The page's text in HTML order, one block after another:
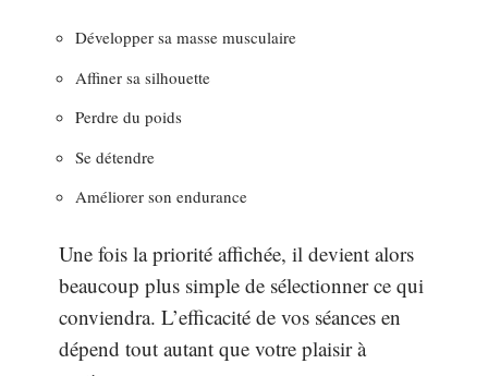
Développer sa masse musculaire
Affiner sa silhouette
Perdre du poids
Se détendre
Améliorer son endurance
Une fois la priorité affichée, il devient alors
beaucoup plus simple de sélectionner ce qui
conviendra. L’efficacité de vos séances en
dépend tout autant que votre plaisir à